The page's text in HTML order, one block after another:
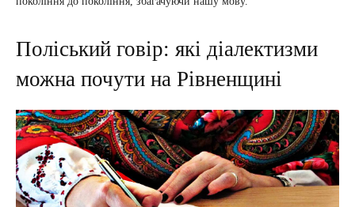
Поліський говір: які діалектизми
можна почути на Рівненщині